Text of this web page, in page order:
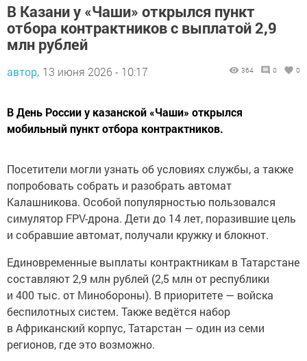
В Казани у «Чаши» открылся пункт
отбора контрактников с выплатой 2,9
млн рублей
автор, 13 июня 2026 - 10:17 364 0 0
В День России у казанской «Чаши» открылся
мобильный пункт отбора контрактников.
Посетители могли узнать об условиях службы, а также
попробовать собрать и разобрать автомат
Калашникова. Особой популярностью пользовался
симулятор FPV-дрона. Дети до 14 лет, поразившие цель
и собравшие автомат, получали кружку и блокнот.
Единовременные выплаты контрактникам в Татарстане
составляют 2,9 млн рублей (2,5 млн от республики
и 400 тыс. от Минобороны). В приоритете — войска
беспилотных систем. Также ведётся набор
в Африканский корпус, Татарстан — один из семи
регионов, где это возможно.